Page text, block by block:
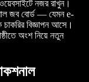
নজর রাখুন।
জব বোর্ড — যেমন e-
বিজ্ঞাপন আসে।
অংশ নিয়ে নতুন